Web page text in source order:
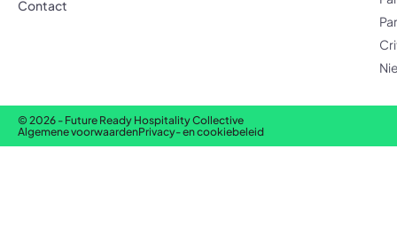
Contact
© 2026 - Future Ready Hospitality Collective
Algemene voorwaardenPrivacy- en cookiebeleid